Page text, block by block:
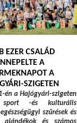
EZER CSALÁD
A
A
SZIGETEN
én a Hajógyári-szigeten
sport -és kulturális
szűrések és